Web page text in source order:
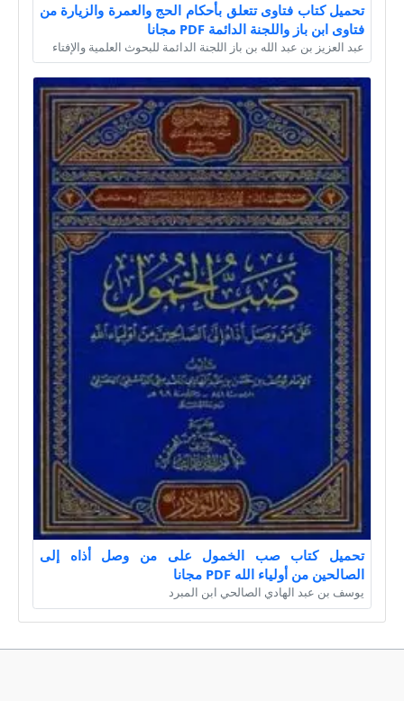
تحميل كتاب فتاوى تتعلق بأحكام الحج والعمرة والزيارة من
فتاوى ابن باز واللجنة الدائمة PDF مجانا
عبد العزيز بن عبد الله بن باز اللجنة الدائمة للبحوث العلمية والإفتاء
تحميل كتاب صب الخمول على من وصل أذاه إلى
الصالحين من أولياء الله PDF مجانا
يوسف بن عبد الهادي الصالحي ابن المبرد